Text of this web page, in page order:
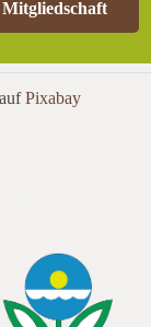
Mitgliedschaft
aufPixabay